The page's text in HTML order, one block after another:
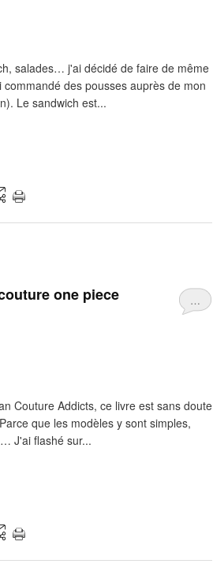
salades… j'ai décidé de faire de même
des pousses auprès de mon
Le sandwich est...
…
one piece
Couture Addicts, ce livre est sans doute
que les modèles y sont simples,
J'ai flashé sur...